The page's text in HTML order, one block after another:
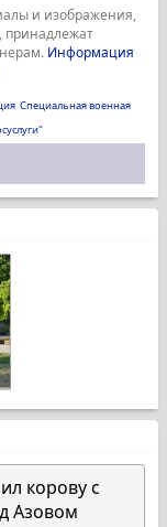
и изображения,
принадлежат
Информация
Специальная военная
корову с
Азовом